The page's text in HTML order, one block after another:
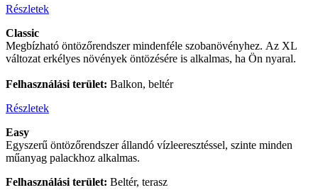
Részletek
Classic
Megbízható öntözőrendszer mindenféle szobanövényhez. Az XL
változat erkélyes növények öntözésére is alkalmas, ha Ön nyaral.
Felhasználási terület: Balkon, beltér
Részletek
Easy
Egyszerű öntözőrendszer állandó vízleeresztéssel, szinte minden
műanyag palackhoz alkalmas.
Felhasználási terület: Beltér, terasz